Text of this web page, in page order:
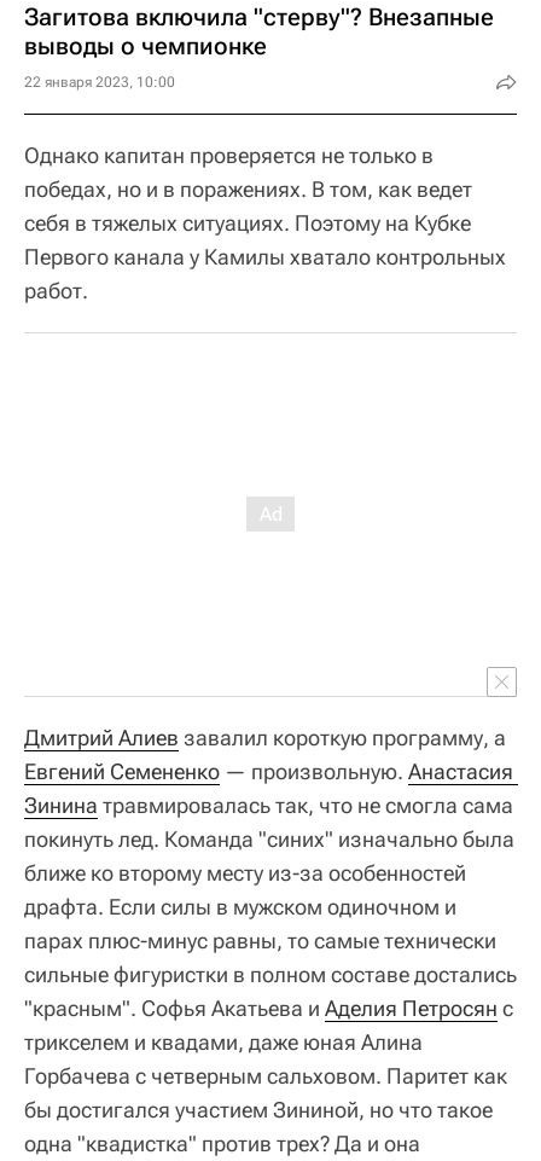
Загитова включила "стерву"? Внезапные
выводы о чемпионке
22 января 2023, 10:00
Однако капитан проверяется не только в
победах, но и в поражениях. В том, как ведет
себя в тяжелых ситуациях. Поэтому на Кубке
Первого канала у Камилы хватало контрольных
работ.
Дмитрий Алиев завалил короткую программу, а
Евгений Семененко — произвольную. Анастасия
Зинина травмировалась так, что не смогла сама
покинуть лед. Команда "синих" изначально была
ближе ко второму месту из-за особенностей
драфта. Если силы в мужском одиночном и
парах плюс-минус равны, то самые технически
сильные фигуристки в полном составе достались
"красным". Софья Акатьева и Аделия Петросян с
трикселем и квадами, даже юная Алина
Горбачева с четверным сальховом. Паритет как
бы достигался участием Зининой, но что такое
одна "квадистка" против трех? Да и она